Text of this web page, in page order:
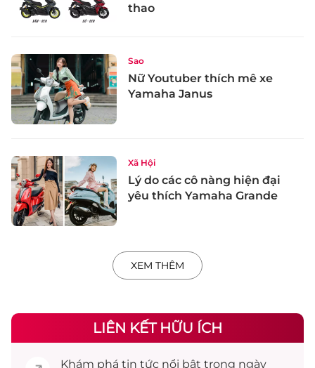
thao
Sao
Nữ Youtuber thích mê xe
Yamaha Janus
Xã Hội
Lý do các cô nàng hiện đại
yêu thích Yamaha Grande
XEM THÊM
LIÊN KẾT HỮU ÍCH
Khám phá tin tức nổi bật trong ngày